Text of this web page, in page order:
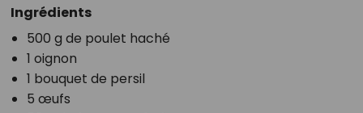
Ingrédients
500 g de poulet haché
1 oignon
1 bouquet de persil
5 œufs